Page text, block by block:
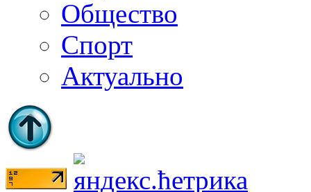
Общество
Спорт
Актуально